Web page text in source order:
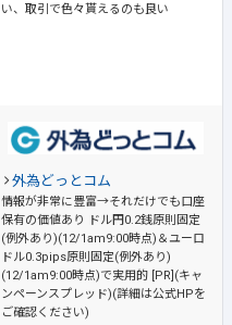
い、取引で色々貰えるのも良い
外為どっとコム
情報が非常に豊富→それだけでも口座
保有の価値あり
ドル円0.2銭原則固定
(例外あり)(12/1am9:00時点)＆ユーロ
ドル0.3pips原則固定(例外あり)
(12/1am9:00時点)で実用的 [PR](キャ
ンペーンスプレッド)(詳細は公式HPを
ご確認ください)